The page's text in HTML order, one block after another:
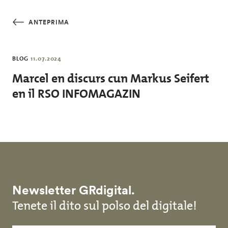
ANTEPRIMA
BLOG 11.07.2024
Marcel en discurs cun Markus Seifert
en il RSO INFOMAGAZIN
Newsletter GRdigital.
Tenete il dito sul polso del digitale!